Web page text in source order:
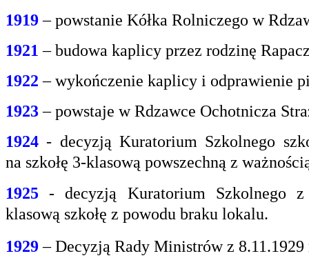
1919– powstanie Kółka Rolniczego w
1921 – budowa kaplicy przez rodzinę
1922 – wykończenie kaplicy i odprawienie
1923– powstaje w Rdzawce Ochotnicza
1924 - decyzją Kuratorium Szkolnego
na szkołę 3-klasową powszechną z
1925 - decyzją Kuratorium Szkolnego
klasową szkołę z powodu braku lokalu.
1929– Decyzją Rady Ministrów z